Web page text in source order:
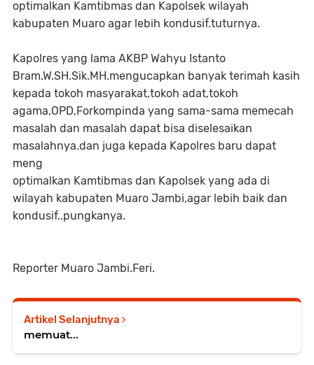
optimalkan Kamtibmas dan Kapolsek wilayah
kabupaten Muaro agar lebih kondusif.tuturnya.
Kapolres yang lama AKBP Wahyu Istanto
Bram.W.SH.Sik.MH.mengucapkan banyak terimah kasih
kepada tokoh masyarakat,tokoh adat,tokoh
agama,OPD,Forkompinda yang sama-sama memecah
masalah dan masalah dapat bisa diselesaikan
masalahnya.dan juga kepada Kapolres baru dapat
meng
optimalkan Kamtibmas dan Kapolsek yang ada di
wilayah kabupaten Muaro Jambi,agar lebih baik dan
kondusif..pungkanya.
Reporter Muaro Jambi.Feri.
Artikel Selanjutnya
memuat...